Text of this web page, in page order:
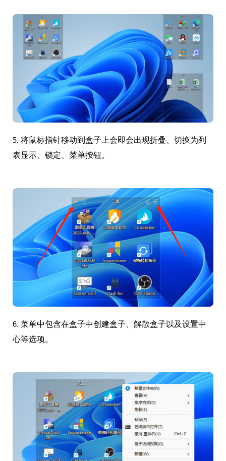
5. 将鼠标指针移动到盒子上会即会出现折叠、切换为列
表显示、锁定、菜单按钮。
6. 菜单中包含在盒子中创建盒子、解散盒子以及设置中
心等选项。